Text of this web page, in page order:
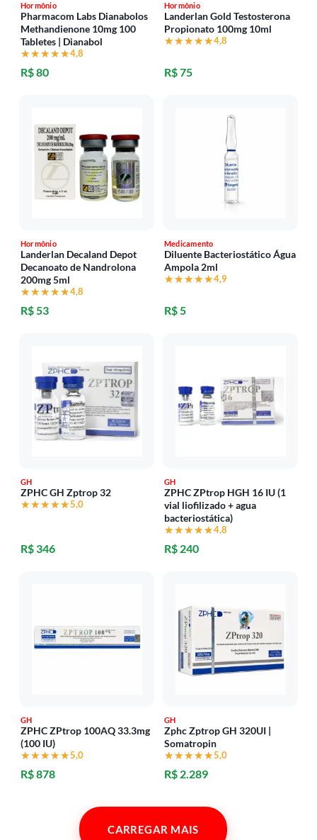
Hormônio
Pharmacom Labs Dianabolos
Methandienone 10mg 100
Tabletes | Dianabol
★★★★★
★★★★★4,8
R$ 80
Hormônio
Landerlan Gold Testosterona
Propionato 100mg 10ml
★★★★★
★★★★★4,8
R$ 75
Hormônio
Landerlan Decaland Depot
Decanoato de Nandrolona
200mg 5ml
★★★★★
★★★★★4,8
R$ 53
Medicamento
Diluente Bacteriostático Água
Ampola 2ml
★★★★★
★★★★★4,9
R$ 5
GH
ZPHC GH Zptrop 32
★★★★★
★★★★★5,0
R$ 346
GH
ZPHC ZPtrop HGH 16 IU (1
vial liofilizado + agua
bacteriostática)
★★★★★
★★★★★4,8
R$ 240
GH
ZPHC ZPtrop 100AQ 33.3mg
(100 IU)
★★★★★
★★★★★5,0
R$ 878
GH
Zphc Zptrop GH 320UI |
Somatropin
★★★★★
★★★★★5,0
R$ 2.289
CARREGAR MAIS